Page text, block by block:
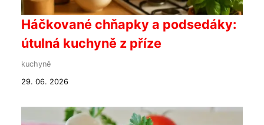
Háčkované chňapky a podsedáky:
útulná kuchyně z příze
kuchyně
29. 06. 2026